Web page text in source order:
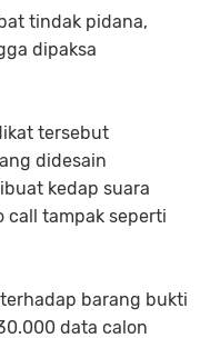
tindak pidana,
dipaksa
tersebut
didesain
kedap suara
call tampak seperti
barang bukti
data calon